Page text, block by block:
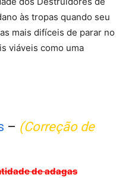
às tropas quando seu
mais difíceis de parar no
viáveis ​​como uma
– (Correção de
de adagas